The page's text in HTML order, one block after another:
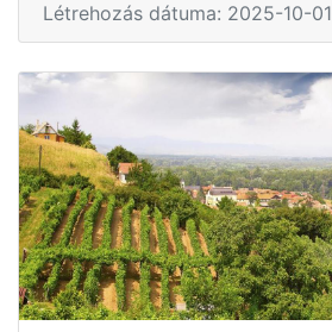
Létrehozás dátuma: 2025-10-01